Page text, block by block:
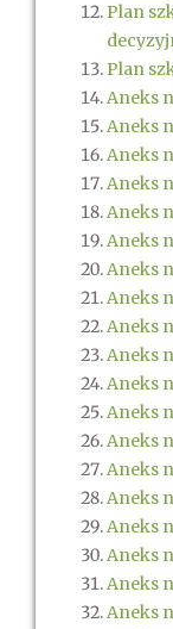
Plan
Plan
Aneks
Aneks
Aneks
Aneks
Aneks
Aneks
Aneks
Aneks
Aneks
Aneks
Aneks
Aneks
Aneks
Aneks
Aneks
Aneks
Aneks
Aneks
Aneks